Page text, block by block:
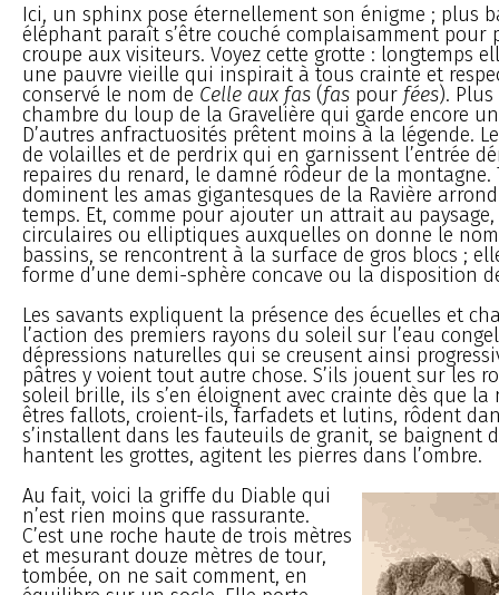
Ici, un sphinx pose éternellement son énigme ; plus
éléphant paraît s’être couché complaisamment pour
croupe aux visiteurs. Voyez cette grotte : longtemps
une pauvre vieille qui inspirait à tous crainte et
conservé le nom de Celle aux fas (fas pour fées).
chambre du loup de la Gravelière qui garde encore
D’autres anfractuosités prêtent moins à la légende.
de volailles et de perdrix qui en garnissent l’entrée
repaires du renard, le damné rôdeur de la
dominent les amas gigantesques de la Ravière
temps. Et, comme pour ajouter un attrait au
circulaires ou elliptiques auxquelles on donne le nom
bassins, se rencontrent à la surface de gros blocs ;
forme d’une demi-sphère concave ou la disposition
Les savants expliquent la présence des écuelles et
l’action des premiers rayons du soleil sur l’eau
dépressions naturelles qui se creusent ainsi
pâtres y voient tout autre chose. S’ils jouent sur les
soleil brille, ils s’en éloignent avec crainte dès que la
êtres fallots, croient-ils, farfadets et lutins, rôdent
s’installent dans les fauteuils de granit, se baignent
hantent les grottes, agitent les pierres dans l’ombre.
Au fait, voici la griffe du Diable qui
n’est rien moins que rassurante.
C’est une roche haute de trois mètres
et mesurant douze mètres de tour,
tombée, on ne sait comment, en